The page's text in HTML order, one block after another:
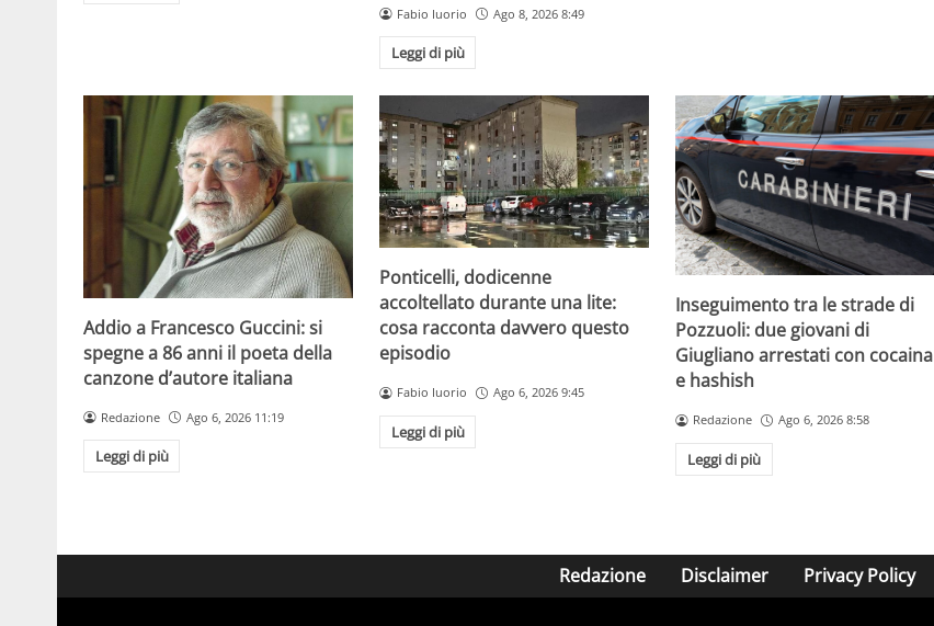
Fabio Iuorio Ago 8, 2026 8:49
Leggi di più
Addio a Francesco Guccini: si
spegne a 86 anni il poeta della
canzone d’autore italiana
Redazione Ago 6, 2026 11:19
Leggi di più
Ponticelli, dodicenne
accoltellato durante una lite:
cosa racconta davvero questo
episodio
Fabio Iuorio Ago 6, 2026 9:45
Leggi di più
Inseguimento tra le strade di
Pozzuoli: due giovani di
Giugliano arrestati con cocaina
e hashish
Redazione Ago 6, 2026 8:58
Leggi di più
Redazione Disclaimer Privacy Policy